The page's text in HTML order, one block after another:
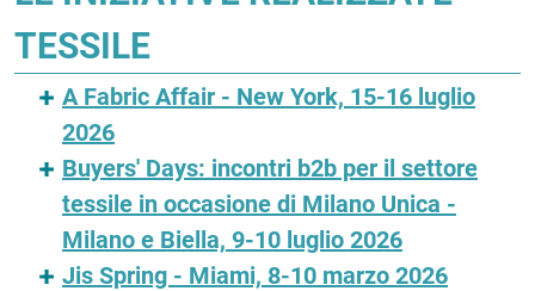
TESSILE
A Fabric Affair - New York, 15-16 luglio
2026
Buyers' Days: incontri b2b per il settore
tessile in occasione di Milano Unica -
Milano e Biella, 9-10 luglio 2026
Jis Spring - Miami, 8-10 marzo 2026